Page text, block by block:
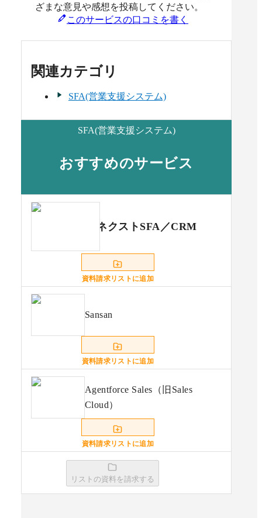
ざまな意見や感想を投稿してください。
このサービスの口コミを書く
関連カテゴリ
SFA(営業支援システム)
SFA(営業支援システム)
おすすめのサービス
ネクストSFA／CRM
資料請求リストに追加
Sansan
資料請求リストに追加
Agentforce Sales（旧Sales
Cloud）
資料請求リストに追加
kintone
リストの資料を請求する